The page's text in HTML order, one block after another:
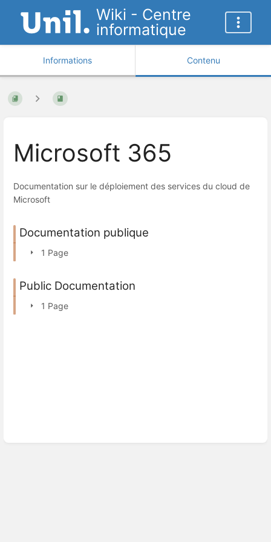
Wiki - Centre
informatique
Informations Contenu
Microsoft 365
Documentation sur le déploiement des services du cloud de
Microsoft
Documentation publique
1 Page
Public Documentation
1 Page